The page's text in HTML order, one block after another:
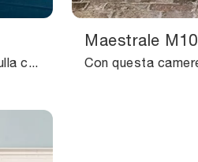
Clicca e ottieni informazioni sulla cameretta per ragazzi Maestrale M12! Le Camerette componibili Scandola ti aspettano.
Maestrale M10